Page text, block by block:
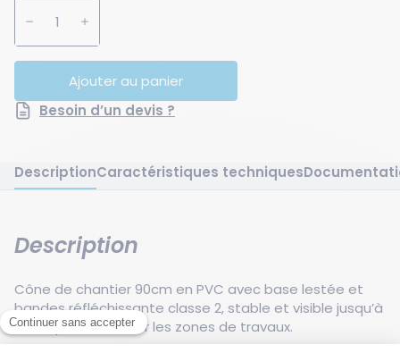
Augmenter la quantité
Ajouter au panier
Besoin d’un devis ?
DescriptionCaractéristiques techniques
Description
Cône de chantier 90cm en PVC avec base lestée et
bandes réfléchissante classe 2, stable et visible jusqu’à
300m pour sécuriser les zones de travaux.